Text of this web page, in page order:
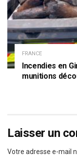
FRANCE
Incendies en
munitions
Laisser un
Votre adresse e-mail